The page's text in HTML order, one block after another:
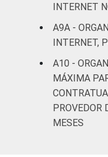
INTERNET
A9A -
INTERNET,
A10 -
MÁXIMA
PROVEDOR
MESES